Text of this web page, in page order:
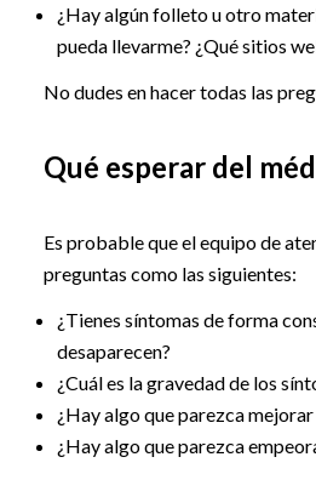
¿Hay algún folleto u otro
pueda llevarme? ¿Qué sitios
No dudes en hacer todas las
Qué esperar del
Es probable que el equipo de
preguntas como las siguientes:
¿Tienes síntomas de forma
desaparecen?
¿Cuál es la gravedad de los
¿Hay algo que parezca
¿Hay algo que parezca